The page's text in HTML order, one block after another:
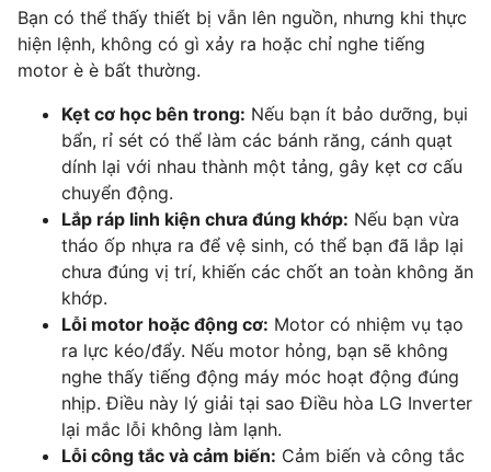
Bạn có thể thấy thiết bị vẫn lên nguồn, nhưng khi thực
hiện lệnh, không có gì xảy ra hoặc chỉ nghe tiếng
motor è è bất thường.
Kẹt cơ học bên trong: Nếu bạn ít bảo dưỡng, bụi
bẩn, rỉ sét có thể làm các bánh răng, cánh quạt
dính lại với nhau thành một tảng, gây kẹt cơ cấu
chuyển động.
Lắp ráp linh kiện chưa đúng khớp: Nếu bạn vừa
tháo ốp nhựa ra để vệ sinh, có thể bạn đã lắp lại
chưa đúng vị trí, khiến các chốt an toàn không ăn
khớp.
Lỗi motor hoặc động cơ: Motor có nhiệm vụ tạo
ra lực kéo/đẩy. Nếu motor hỏng, bạn sẽ không
nghe thấy tiếng động máy móc hoạt động đúng
nhịp. Điều này lý giải tại sao Điều hòa LG Inverter
lại mắc lỗi không làm lạnh.
Lỗi công tắc và cảm biến: Cảm biến và công tắc